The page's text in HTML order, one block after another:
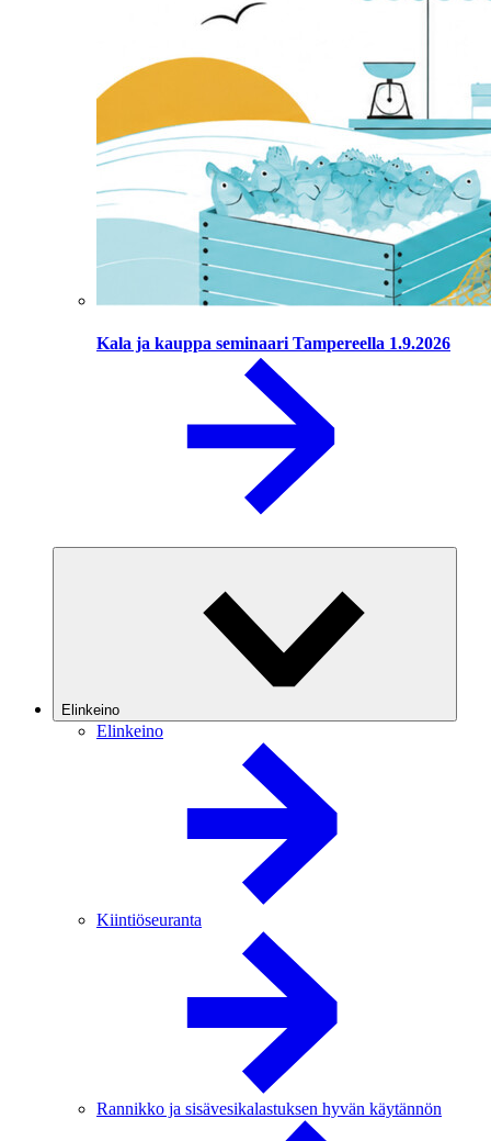
Kala ja kauppa seminaari Tampereella 1.9.2026
Elinkeino
Elinkeino
Kiintiöseuranta
Rannikko ja sisävesikalastuksen hyvän käytännön